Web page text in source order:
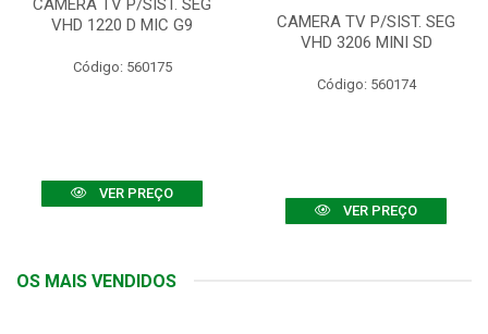
CAMERA TV P/SIST. SEG
VHD 1220 D MIC G9
Código: 560175
VER PREÇO
CAMERA TV P/SIST. SEG
VHD 3206 MINI SD
Código: 560174
VER PREÇO
OS MAIS VENDIDOS